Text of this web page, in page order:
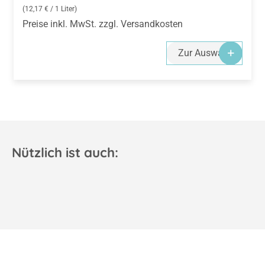
(12,17 € / 1 Liter)
Preise inkl. MwSt. zzgl. Versandkosten
Zur Auswahl
Nützlich ist auch: